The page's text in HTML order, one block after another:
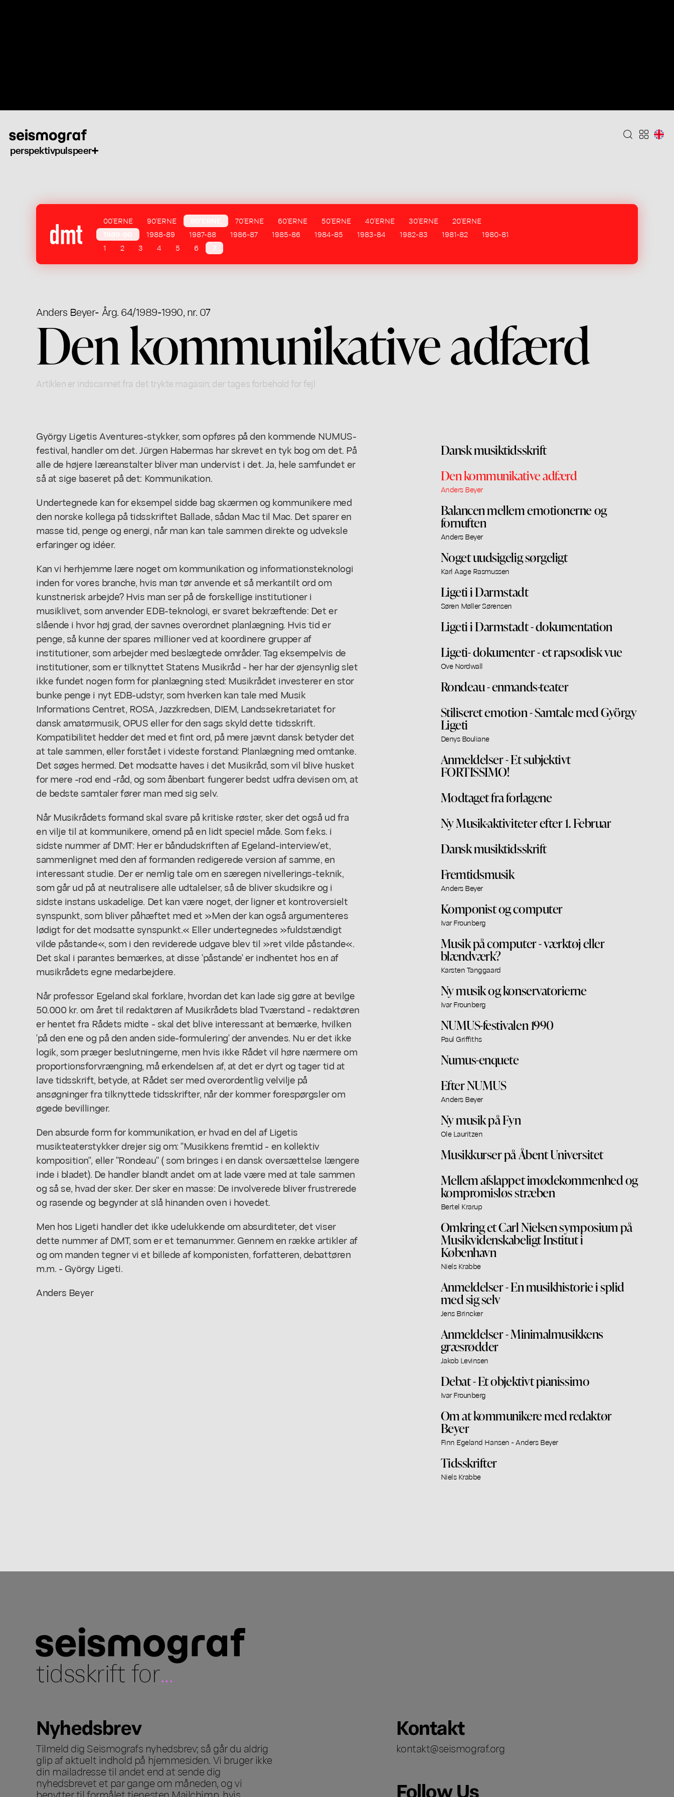
perspektivpulspeer
00'ERNE 90'ERNE 70'ERNE 60'ERNE 50'ERNE 40'ERNE 30'ERNE
20'ERNE
1988-89 1987-88 1986-87 1985-86 1984-85 1983-84 1982-83 1981-82
1980-81
1
2 3 4 5 6
Anders Beyer- Årg. 64/1989-1990, nr. 07
Den kommunikative adfærd
Artiklen er indscannet fra det trykte magasin; der tages forbehold for fejl
György Ligetis Aventures-stykker, som opføres på den kommende NUMUS-
festival, handler om det. Jürgen Habermas har skrevet en tyk bog om det. På
alle de højere læreanstalter bliver man undervist i det. Ja, hele samfundet er
så at sige baseret på det: Kommunikation.
Undertegnede kan for eksempel sidde bag skærmen og kommunikere med
den norske kollega på tidsskriftet Ballade, sådan Mac til Mac. Det sparer en
masse tid, penge og energi, når man kan tale sammen direkte og udveksle
erfaringer og idéer.
Kan vi herhjemme lære noget om kommunikation og informationsteknologi
inden for vores branche, hvis man tør anvende et så merkantilt ord om
kunstnerisk arbejde? Hvis man ser på de forskellige institutioner i
musiklivet, som anvender EDB-teknologi, er svaret bekræftende: Det er
slående i hvor høj grad, der savnes overordnet planlægning. Hvis tid er
penge, så kunne der spares millioner ved at koordinere grupper af
institutioner, som arbejder med beslægtede områder. Tag eksempelvis de
institutioner, som er tilknyttet Statens Musikråd - her har der øjensynlig slet
ikke fundet nogen form for planlægning sted: Musikrådet investerer en stor
bunke penge i nyt EDB-udstyr, som hverken kan tale med Musik
Informations Centret, ROSA, Jazzkredsen, DIEM, Landssekretariatet for
dansk amatørmusik, OPUS eller for den sags skyld dette tidsskrift.
Kompatibilitet hedder det med et fint ord, på mere jævnt dansk betyder det
at tale sammen, eller forstået i videste forstand: Planlægning med omtanke.
Det søges hermed. Det modsatte haves i det Musikråd, som vil blive husket
for mere -rod end -råd, og som åbenbart fungerer bedst udfra devisen om, at
de bedste samtaler fører man med sig selv.
Når Musikrådets formand skal svare på kritiske røster, sker det også ud fra
en vilje til at kommunikere, omend på en lidt speciel måde. Som f.eks. i
sidste nummer af DMT: Her er båndudskriften af Egeland-interview'et,
sammenlignet med den af formanden redigerede version af samme, en
interessant studie. Der er nemlig tale om en særegen nivellerings-teknik,
som går ud på at neutralisere alle udtalelser, så de bliver skudsikre og i
sidste instans uskadelige. Det kan være noget, der ligner et kontroversielt
synspunkt, som bliver påhæftet med et »Men der kan også argumenteres
lødigt for det modsatte synspunkt.« Eller undertegnedes »fuldstændigt
vilde påstande«, som i den reviderede udgave blev til »ret vilde påstande«.
Det skal i parantes bemærkes, at disse 'påstande' er indhentet hos en af
musikrådets egne medarbejdere.
Når professor Egeland skal forklare, hvordan det kan lade sig gøre at bevilge
50.000 kr. om året til redaktøren af Musikrådets blad Tværstand - redaktøren
er hentet fra Rådets midte - skal det blive interessant at bemærke, hvilken
'på den ene og på den anden side-formulering' der anvendes. Nu er det ikke
logik, som præger beslutningerne, men hvis ikke Rådet vil høre nærmere om
proportionsforvrængning, må erkendelsen af, at det er dyrt og tager tid at
lave tidsskrift, betyde, at Rådet ser med overordentlig velvilje på
ansøgninger fra tilknyttede tidsskrifter, når der kommer forespørgsler om
øgede bevillinger.
Den absurde form for kommunikation, er hvad en del af Ligetis
musikteaterstykker drejer sig om: "Musikkens fremtid - en kollektiv
komposition", eller "Rondeau" ( som bringes i en dansk oversættelse længere
inde i bladet). De handler blandt andet om at lade være med at tale sammen
og så se, hvad der sker. Der sker en masse: De involverede bliver frustrerede
og rasende og begynder at slå hinanden oven i hovedet.
Men hos Ligeti handler det ikke udelukkende om absurditeter, det viser
dette nummer af DMT, som er et temanummer. Gennem en række artikler af
og om manden tegner vi et billede af komponisten, forfatteren, debattøren
m.m. - György Ligeti.
Anders Beyer
Dansk musiktidsskrift
Den kommunikative adfærd
Anders Beyer
Balancen mellem emotionerne og
fornuften
Anders Beyer
Noget uudsigelig sørgeligt
Karl Aage Rasmussen
Ligeti i Darmstadt
Søren Møller Sørensen
Ligeti i Darmstadt - dokumentation
Ligeti- dokumenter - et rapsodisk vue
Ove Nordwall
Rondeau - enmands-teater
Stiliseret emotion - Samtale med György
Ligeti
Denys Bouliane
Anmeldelser - Et subjektivt
FORTISSIMO!
Modtaget fra forlagene
Ny Musik-aktiviteter efter 1. Februar
Dansk musiktidsskrift
Fremtidsmusik
Anders Beyer
Komponist og computer
Ivar Frounberg
Musik på computer - værktøj eller
blændværk?
Karsten Tanggaard
Ny musik og konservatorierne
Ivar Frounberg
NUMUS-festivalen 1990
Paul Griffiths
Numus-enquete
Efter NUMUS
Anders Beyer
Ny musik på Fyn
Ole Lauritzen
Musikkurser på Åbent Universitet
Mellem afslappet imødekommenhed og
kompromisløs stræben
Bertel Krarup
Omkring et Carl Nielsen symposium på
Musikvidenskabeligt Institut i
København
Niels Krabbe
Anmeldelser - En musikhistorie i splid
med sig selv
Jens Brincker
Anmeldelser - Minimalmusikkens
græsrødder
Jakob Levinsen
Debat - Et objektivt pianissimo
Ivar Frounberg
Om at kommunikere med redaktør
Beyer
Finn Egeland Hansen - Anders Beyer
Tidsskrifter
Niels Krabbe
tidsskrift for...
Nyhedsbrev
Tilmeld dig Seismografs nyhedsbrev; så går du aldrig
glip af aktuelt indhold på hjemmesiden. Vi bruger ikke
din mailadresse til andet end at sende dig
nyhedsbrevet et par gange om måneden, og vi
benytter til formålet tjenesten Mailchimp, hvis
Kontakt
kontakt@seismograf.org
Follow Us